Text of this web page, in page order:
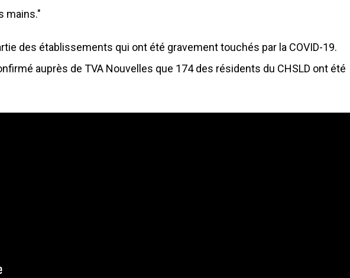
mains."
des établissements qui ont été gravement touchés par la COVID-19.
auprès de TVA Nouvelles que 174 des résidents du CHSLD ont été